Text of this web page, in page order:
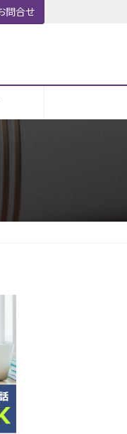
問合せ